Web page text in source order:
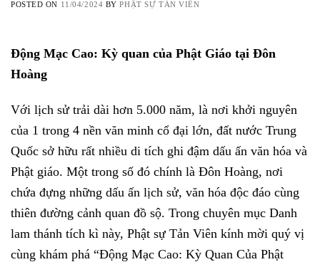
POSTED ON 11/04/2024 BYPHẬT SỰ TẢN VIÊN
Động Mạc Cao: Kỳ quan của Phật Giáo tại Đôn
Hoàng
Với lịch sử trải dài hơn 5.000 năm, là nơi khởi nguyên
của 1 trong 4 nền văn minh cổ đại lớn, đất nước Trung
Quốc sở hữu rất nhiều di tích ghi đậm dấu ấn văn hóa và
Phật giáo. Một trong số đó chính là Đôn Hoàng, nơi
chứa đựng những dấu ấn lịch sử, văn hóa độc đáo cùng
thiên đường cảnh quan đồ sộ. Trong chuyên mục Danh
lam thánh tích kì này, Phật sự Tản Viên kính mời quý vị
cùng khám phá “Động Mạc Cao: Kỳ Quan Của Phật